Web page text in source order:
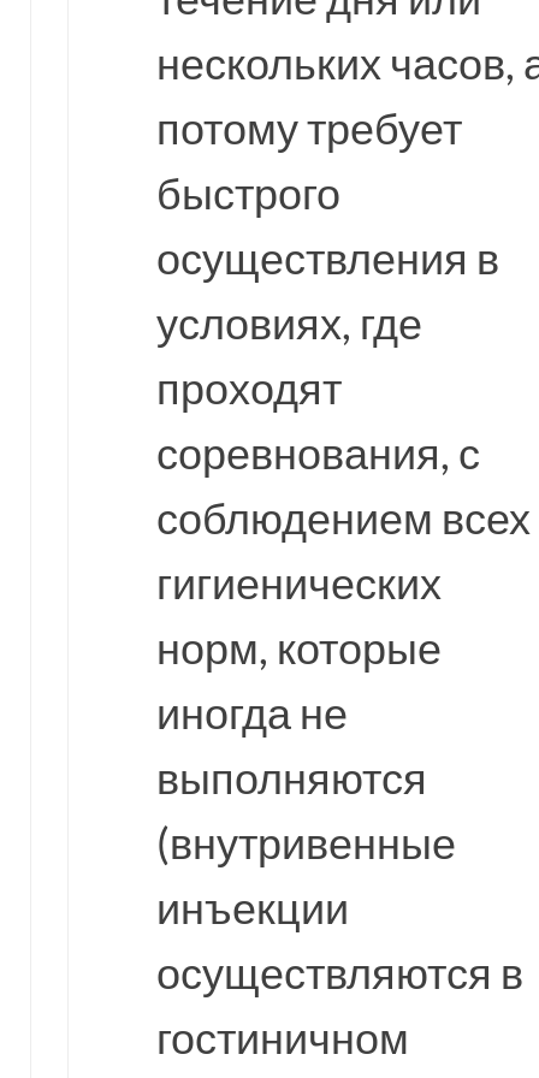
нескольких часов,
потому требует
быстрого
осуществления в
условиях, где
проходят
соревнования, с
соблюдением всех
гигиенических
норм, которые
иногда не
выполняются
(внутривенные
инъекции
осуществляются в
гостиничном